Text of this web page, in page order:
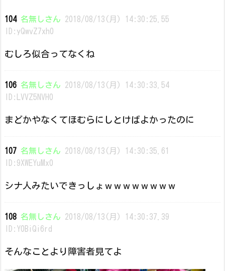
104 名無しさん 2018/08/13(月) 14:30:25.55
ID:yQwvZ7xh0
むしろ似合ってなくね
106 名無しさん 2018/08/13(月) 14:30:33.54
ID:LVVZ5NVH0
まどかやなくてほむらにしとけばよかったのに
107 名無しさん 2018/08/13(月) 14:30:35.61
ID:9XWEYuMx0
シナ人みたいできっしょｗｗｗｗｗｗｗｗ
108 名無しさん 2018/08/13(月) 14:30:37.39
ID:Y0BiQi6rd
そんなことより障害者見てよ